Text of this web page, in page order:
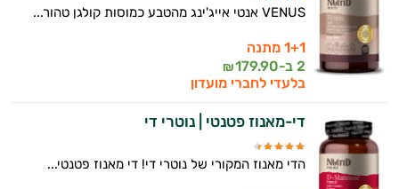
VENUS אנטי אייג'ינג מהטבע כמוסות קולגן טהור...
1+1 מתנה
2 ב-
179.90
₪
בלעדי לחברי מועדון
די-מאנוז פטנטי | נוטרי די
הדי מאנוז המקורי של נוטרי די! די מאנוז פטנטי...